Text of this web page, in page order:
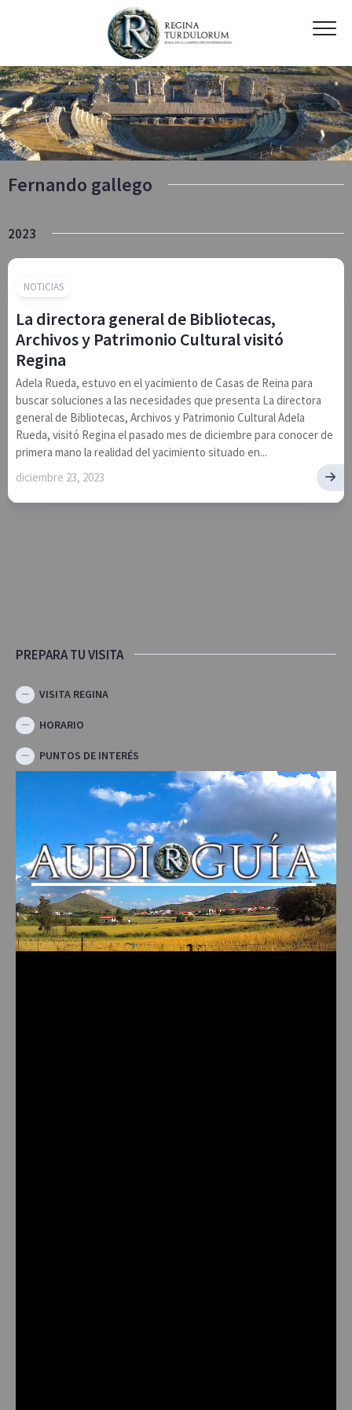
Fernando gallego
2023
NOTICIAS
La directora general de Bibliotecas,
Archivos y Patrimonio Cultural visitó
Regina
Adela Rueda, estuvo en el yacimiento de Casas de Reina para
buscar soluciones a las necesidades que presenta La directora
general de Bibliotecas, Archivos y Patrimonio Cultural Adela
Rueda, visitó Regina el pasado mes de diciembre para conocer de
primera mano la realidad del yacimiento situado en...
diciembre 23, 2023
PREPARA TU VISITA
VISITA REGINA
HORARIO
PUNTOS DE INTERÉS